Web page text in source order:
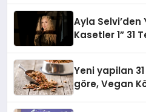
Ayla Selvi’den
Kasetler 1” 31
Yeni yapilan
göre, Vegan